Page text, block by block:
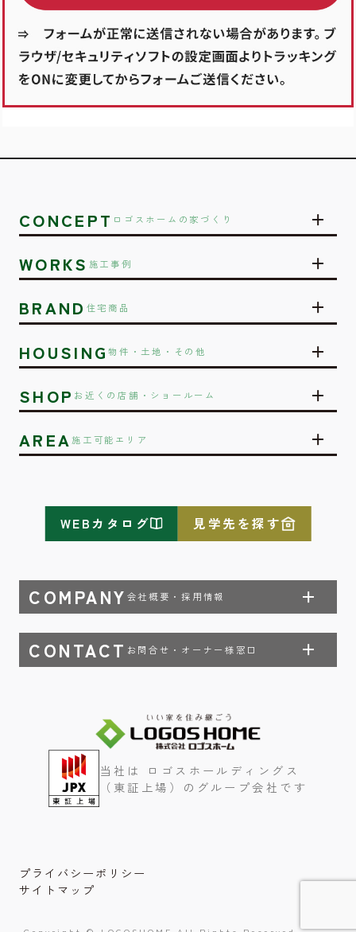
CONCEPT ロゴスホームの家づくり
WORKS 施工事例
BRAND 住宅商品
HOUSING物件・土地・その他
SHOP お近くの店舗・ショールーム
AREA施工可能エリア
COMPANY 会社概要・採用情報
CONTACT お問合せ・オーナー様窓口
WEBカタログ 見学先を探す
当社は ロゴスホールディングス
（東証上場）のグループ会社です
プライバシーポリシー
サイトマップ